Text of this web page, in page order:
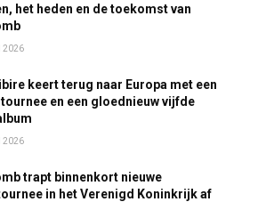
het heden en de toekomst van
2026
keert terug naar Europa met een
tournee en een gloednieuw vijfde
2026
trapt binnenkort nieuwe
in het Verenigd Koninkrijk af